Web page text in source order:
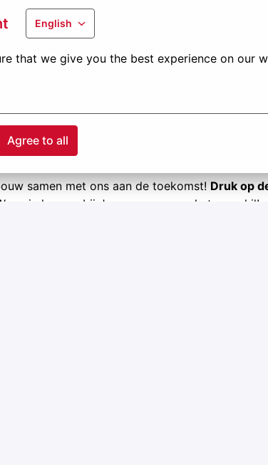
English
that we give you the best experience on our
Agree to all
, met veel aandacht voor jouw welzijn.
onvergetelijke momenten tijdens onze
sprankelend kerstfeest.
secundaire arbeidsvoorwaarden
samen met ons aan de toekomst!Druk op
je kansen bij Jansen en ervaar het verschil!